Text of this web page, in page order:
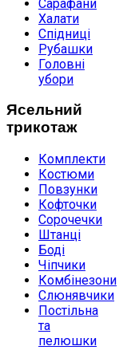
Сарафани
Халати
Спідниці
Рубашки
Головні
убори
Ясельний
трикотаж
Комплекти
Костюми
Повзунки
Кофточки
Сорочечки
Штанці
Боді
Чіпчики
Комбінезони
Слюнявчики
Постільна
та
пелюшки